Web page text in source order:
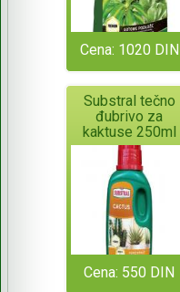
Cena: 1020 DIN
Substral tečno
đubrivo za
kaktuse 250ml
Cena: 550 DIN